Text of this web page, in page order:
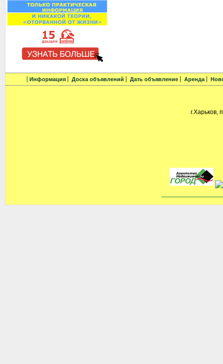
Информация Доска объявлений Дать объявление Аренда
г.Харьков,